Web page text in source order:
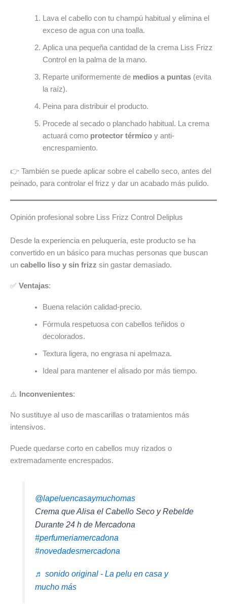
Lava el cabello con tu champú habitual y elimina el
exceso de agua con una toalla.
Aplica una pequeña cantidad de la crema Liss Frizz
Control en la palma de la mano.
Reparte uniformemente de medios a puntas(evita
la raíz).
Peina para distribuir el producto.
Procede al secado o planchado habitual. La crema
actuará como protector térmicoy anti-
encrespamiento.
👉 También se puede aplicar sobre el cabello seco, antes del
peinado, para controlar el frizz y dar un acabado más pulido.
Opinión profesional sobre Liss Frizz Control Deliplus
Desde la experiencia en peluquería, este producto se ha
convertido en un básico para muchas personas que buscan
un cabello liso y sin frizz sin gastar demasiado.
✅ Ventajas:
Buena relación calidad-precio.
Fórmula respetuosa con cabellos teñidos o
decolorados.
Textura ligera, no engrasa ni apelmaza.
Ideal para mantener el alisado por más tiempo.
⚠️ Inconvenientes:
No sustituye al uso de mascarillas o tratamientos más
intensivos.
Puede quedarse corto en cabellos muy rizados o
extremadamente encrespados.
@lapeluencasaymuchomas
Crema que Alisa el Cabello Seco y Rebelde
Durante 24 h de Mercadona
#perfumeriamercadona
#novedadesmercadona
♬ sonido original - La pelu en casa y
mucho más